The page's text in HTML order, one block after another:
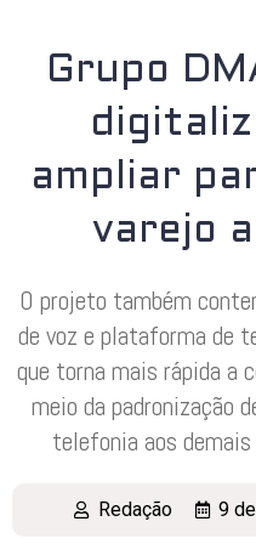
Grupo
ampliar
varejo
O projeto também
de voz e plataforma de
que torna mais rápida a
meio da padronização
telefonia aos
Redação 9